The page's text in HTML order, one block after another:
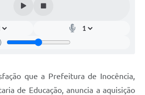
que a Prefeitura de Inocência,
de Educação, anuncia a aquisição